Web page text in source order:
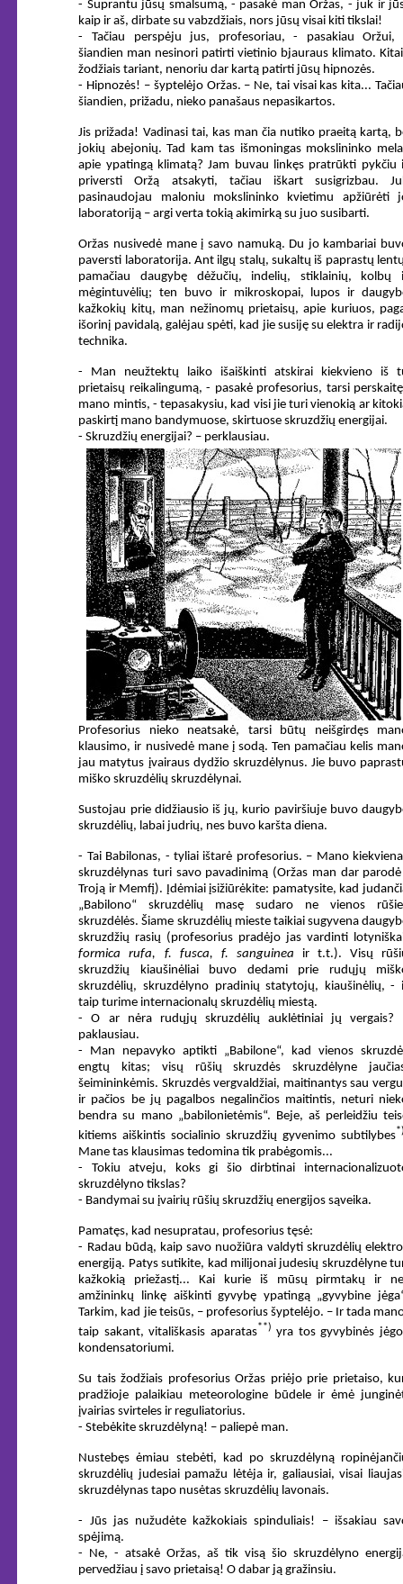
- Suprantu jūsų smalsumą, - pasakė man Oržas, - juk ir
kaip ir aš, dirbate su vabzdžiais, nors jūsų visai kiti tikslai!
- Tačiau perspėju jus, profesoriau, - pasakiau Oržui,
šiandien man nesinori patirti vietinio bjauraus klimato.
žodžiais tariant, nenoriu dar kartą patirti jūsų hipnozės.
- Hipnozės! – šyptelėjo Oržas. – Ne, tai visai kas kita...
šiandien, prižadu, nieko panašaus nepasikartos.
Jis prižada! Vadinasi tai, kas man čia nutiko praeitą kartą,
jokių abejonių. Tad kam tas išmoningas mokslininko
apie ypatingą klimatą? Jam buvau linkęs pratrūkti pykčiu
priversti Oržą atsakyti, tačiau iškart susigrizbau.
pasinaudojau maloniu mokslininko kvietimu apžiūrėti
laboratoriją – argi verta tokią akimirką su juo susibarti.
Oržas nusivedė mane į savo namuką. Du jo kambariai
paversti laboratorija. Ant ilgų stalų, sukaltų iš paprastų
pamačiau daugybę dėžučių, indelių, stiklainių, kolbų
mėgintuvėlių; ten buvo ir mikroskopai, lupos ir
kažkokių kitų, man nežinomų prietaisų, apie kuriuos,
išorinį pavidalą, galėjau spėti, kad jie susiję su elektra ir
technika.
- Man neužtektų laiko išaiškinti atskirai kiekvieno iš
prietaisų reikalingumą, - pasakė profesorius, tarsi
mano mintis, - tepasakysiu, kad visi jie turi vienokią ar
paskirtį mano bandymuose, skirtuose skruzdžių energijai.
- Skruzdžių energijai? – perklausiau.
Profesorius nieko neatsakė, tarsi būtų neišgirdęs
klausimo, ir nusivedė mane į sodą. Ten pamačiau kelis
jau matytus įvairaus dydžio skruzdėlynus. Jie buvo
miško skruzdėlių skruzdėlynai.
Sustojau prie didžiausio iš jų, kurio paviršiuje buvo
skruzdėlių, labai judrių, nes buvo karšta diena.
- Tai Babilonas, - tyliai ištarė profesorius. – Mano
skruzdėlynas turi savo pavadinimą (Oržas man dar
Troją ir Memfį). Įdėmiai įsižiūrėkite: pamatysite, kad
„Babilono“ skruzdėlių masę sudaro ne vienos
skruzdėlės. Šiame skruzdėlių mieste taikiai sugyvena
skruzdžių rasių (profesorius pradėjo jas vardinti
formica rufa, f. fusca, f. sanguinea ir t.t.). Visų
skruzdžių kiaušinėliai buvo dedami prie rudųjų
skruzdėlių, skruzdėlyno pradinių statytojų, kiaušinėlių, -
taip turime internacionalų skruzdėlių miestą.
- O ar nėra rudųjų skruzdėlių auklėtiniai jų vergais?
paklausiau.
- Man nepavyko aptikti „Babilone“, kad vienos
engtų kitas; visų rūšių skruzdės skruzdėlyne
šeimininkėmis. Skruzdės vergvaldžiai, maitinantys sau
ir pačios be jų pagalbos negalinčios maitintis, neturi
bendra su mano „babilonietėmis“. Beje, aš perleidžiu
kitiems aiškintis socialinio skruzdžių gyvenimo subtilybes
Mane tas klausimas tedomina tik prabėgomis...
- Tokiu atveju, koks gi šio dirbtinai
skruzdėlyno tikslas?
- Bandymai su įvairių rūšių skruzdžių energijos sąveika.
Pamatęs, kad nesupratau, profesorius tęsė:
- Radau būdą, kaip savo nuožiūra valdyti skruzdėlių
energiją. Patys sutikite, kad milijonai judesių skruzdėlyne
kažkokią priežastį... Kai kurie iš mūsų pirmtakų ir
amžininkų linkę aiškinti gyvybę ypatingą „gyvybine
Tarkim, kad jie teisūs, – profesorius šyptelėjo. – Ir tada
taip sakant, vitališkasis aparatas**) yra tos gyvybinės
kondensatoriumi.
Su tais žodžiais profesorius Oržas priėjo prie prietaiso,
pradžioje palaikiau meteorologine būdele ir ėmė
įvairias svirteles ir reguliatorius.
- Stebėkite skruzdėlyną! – paliepė man.
Nustebęs ėmiau stebėti, kad po skruzdėlyną
skruzdėlių judesiai pamažu lėtėja ir, galiausiai, visai
skruzdėlynas tapo nusėtas skruzdėlių lavonais.
- Jūs jas nužudėte kažkokiais spinduliais! – išsakiau
spėjimą.
- Ne, - atsakė Oržas, aš tik visą šio skruzdėlyno
pervedžiau į savo prietaisą! O dabar ją gražinsiu.